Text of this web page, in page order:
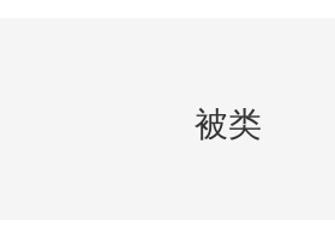
被类